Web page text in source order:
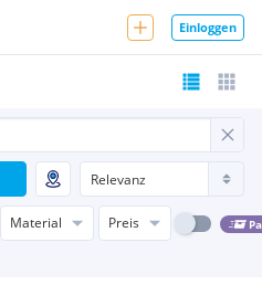
Einloggen
Material Preis